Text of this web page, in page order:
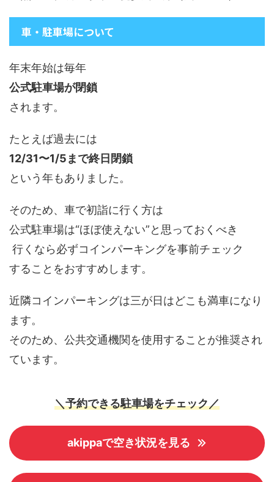
車・駐車場について
年末年始は毎年
公式駐車場が閉鎖
されます。
たとえば過去には
12/31〜1/5まで終日閉鎖
という年もありました。
そのため、車で初詣に行く方は
公式駐車場は“ほぼ使えない”と思っておくべき
行くなら必ずコインパーキングを事前チェック
することをおすすめします。
近隣コインパーキングは三が日はどこも満車になり
ます。
そのため、公共交通機関を使用することが推奨され
ています。
＼予約できる駐車場をチェック／
akippaで空き状況を見る